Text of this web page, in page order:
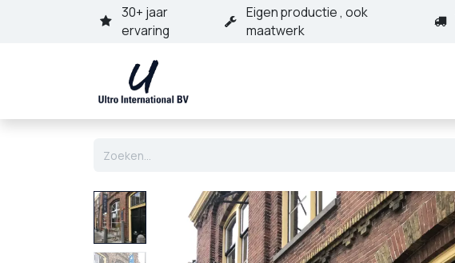
Overslaan naar inhoud30+ jaar
ervaring
Eigen productie , ook
maatwerk